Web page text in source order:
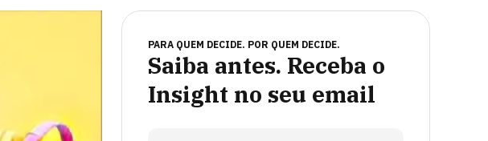
PARA QUEM DECIDE. POR QUEM DECIDE.
Saiba antes. Receba o
Insight no seu email